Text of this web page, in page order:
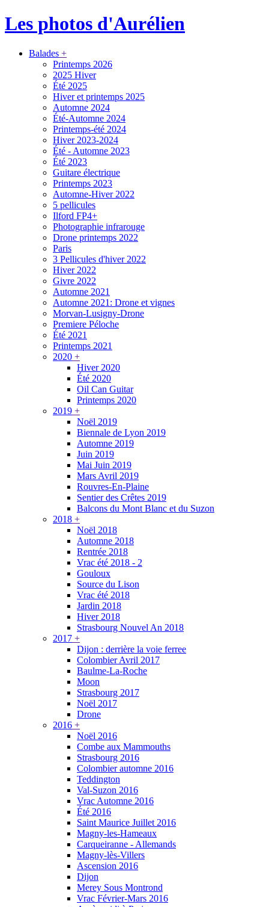
Les photos d'Aurélien
Balades +
Printemps 2026
2025 Hiver
Été 2025
Hiver et printemps 2025
Automne 2024
Été-Automne 2024
Printemps-été 2024
Hiver 2023-2024
Été - Automne 2023
Été 2023
Guitare électrique
Printemps 2023
Automne-Hiver 2022
5 pellicules
Ilford FP4+
Photographie infrarouge
Drone printemps 2022
Paris
3 Pellicules d'hiver 2022
Hiver 2022
Givre 2022
Automne 2021
Automne 2021: Drone et vignes
Morvan-Lusigny-Drone
Premiere Péloche
Été 2021
Printemps 2021
2020 +
Hiver 2020
Été 2020
Oil Can Guitar
Printemps 2020
2019 +
Noël 2019
Biennale de Lyon 2019
Automne 2019
Juin 2019
Mai Juin 2019
Mars Avril 2019
Rouvres-En-Plaine
Sentier des Crêtes 2019
Balcons du Mont Blanc et du Suzon
2018 +
Noël 2018
Automne 2018
Rentrée 2018
Vrac été 2018 - 2
Gouloux
Source du Lison
Vrac été 2018
Jardin 2018
Hiver 2018
Strasbourg Nouvel An 2018
2017 +
Dijon : derrière la voie ferree
Colombier Avril 2017
Baulme-La-Roche
Moon
Strasbourg 2017
Noël 2017
Drone
2016 +
Noël 2016
Combe aux Mammouths
Strasbourg 2016
Colombier automne 2016
Teddington
Val-Suzon 2016
Vrac Automne 2016
Été 2016
Saint Maurice Juillet 2016
Magny-les-Hameaux
Carqueiranne - Allemands
Magny-lès-Villers
Ascension 2016
Dijon
Merey Sous Montrond
Vrac Février-Mars 2016